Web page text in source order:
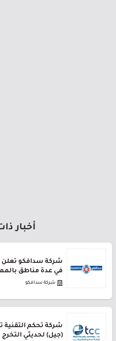
أخبار
شركة سدافكو تعلن
في عدة مناطق
شركة سدافكو
شركة تحكم التقنية
(جيل) لحديثي التخرج